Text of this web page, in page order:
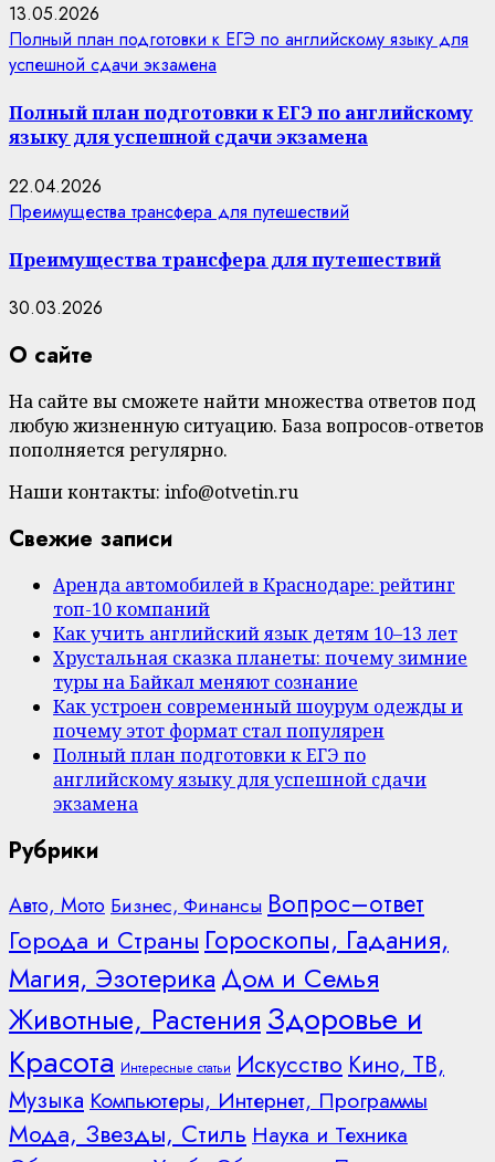
13.05.2026
Полный план подготовки к ЕГЭ по английскому языку для
успешной сдачи экзамена
Полный план подготовки к ЕГЭ по английскому
языку для успешной сдачи экзамена
22.04.2026
Преимущества трансфера для путешествий
Преимущества трансфера для путешествий
30.03.2026
О сайте
На сайте вы сможете найти множества ответов под
любую жизненную ситуацию. База вопросов-ответов
пополняется регулярно.
Наши контакты: info@otvetin.ru
Свежие записи
Аренда автомобилей в Краснодаре: рейтинг
топ-10 компаний
Как учить английский язык детям 10–13 лет
Хрустальная сказка планеты: почему зимние
туры на Байкал меняют сознание
Как устроен современный шоурум одежды и
почему этот формат стал популярен
Полный план подготовки к ЕГЭ по
английскому языку для успешной сдачи
экзамена
Рубрики
Авто, Мото Бизнес, Финансы Вопрос–ответ
Города и Страны Гороскопы, Гадания,
Магия, Эзотерика Дом и Семья
Животные, Растения Здоровье и
Красота Интересные статьи Искусство Кино, ТВ,
Музыка Компьютеры, Интернет, Программы
Мода, Звезды, Стиль Наука и Техника